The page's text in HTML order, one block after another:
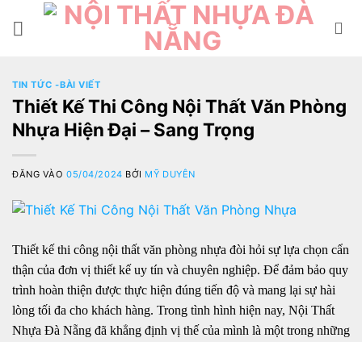
TIN TỨC -BÀI VIẾT
Thiết Kế Thi Công Nội Thất Văn Phòng
Nhựa Hiện Đại – Sang Trọng
ĐĂNG VÀO05/04/2024 BỞI MỸ DUYÊN
Thiết kế thi công nội thất văn phòng nhựa đòi hỏi sự lựa chọn cẩn
thận của đơn vị thiết kế uy tín và chuyên nghiệp. Để đảm bảo quy
trình hoàn thiện được thực hiện đúng tiến độ và mang lại sự hài
lòng tối đa cho khách hàng. Trong tình hình hiện nay, Nội Thất
Nhựa Đà Nẵng đã khẳng định vị thế của mình là một trong những